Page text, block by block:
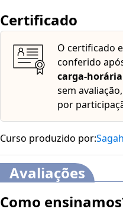
Certificado
O certificado
conferido
carga-
sem
por
Curso produzido por:Sagah
Avaliações
Como